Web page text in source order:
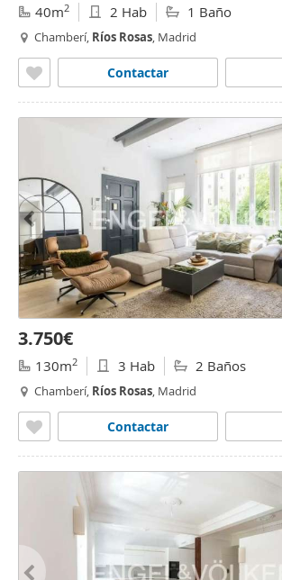
40m2 2 Hab 1 Baño
Chamberí, Ríos Rosas, Madrid
Contactar
3.750€
130m2 3 Hab 2 Baños
Chamberí, Ríos Rosas, Madrid
Contactar